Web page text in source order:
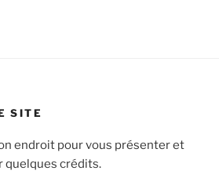
SITE
endroit pour vous présenter et
quelques crédits.